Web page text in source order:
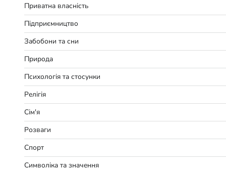
Приватна власність
Підприємництво
Забобони та сни
Природа
Психологія та стосунки
Релігія
Сім'я
Розваги
Спорт
Символіка та значення